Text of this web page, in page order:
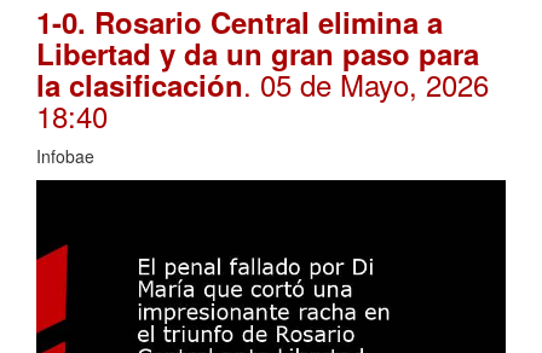
1-0. Rosario Central elimina a
Libertad y da un gran paso para
la clasificación. 05 de Mayo, 2026
18:40
Infobae